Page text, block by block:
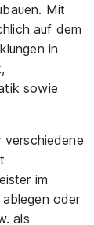
Mit
auf dem
in
sowie
verschiedene
im
oder
als